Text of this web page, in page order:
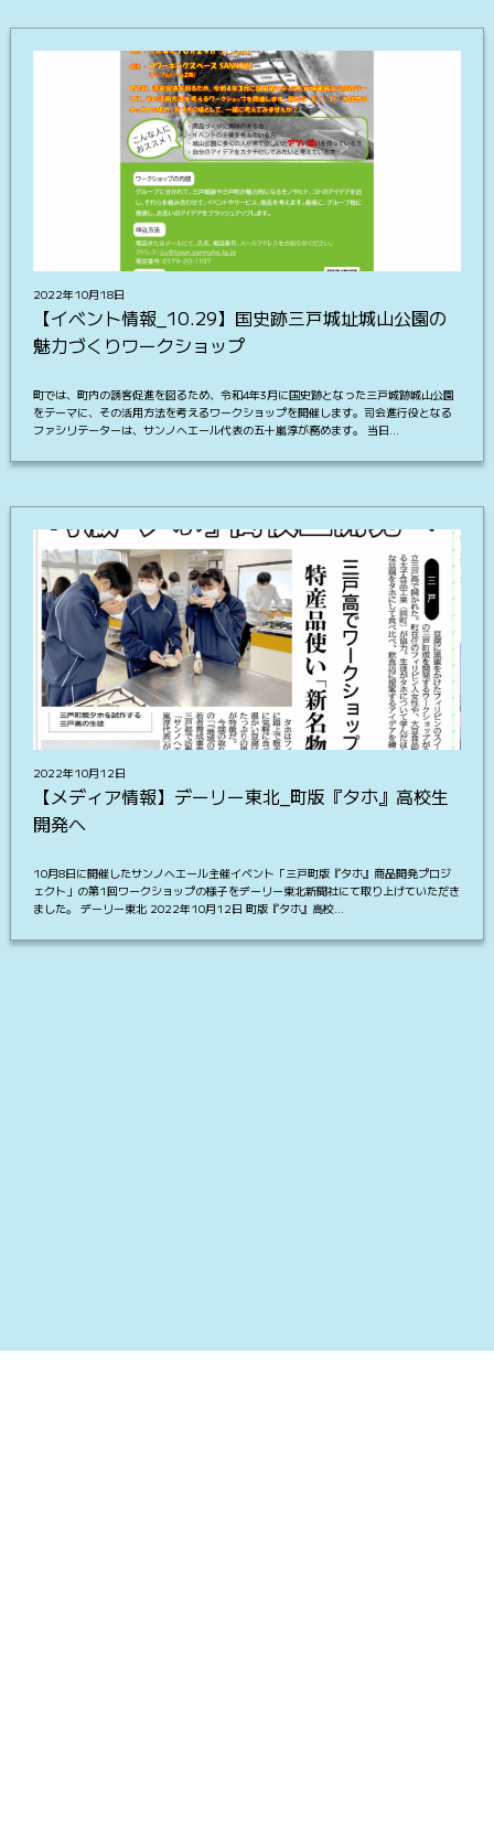
2022年10月18日
【イベント情報_10.29】国史跡三戸城址城山公園の
魅力づくりワークショップ
町では、町内の誘客促進を図るため、令和4年3月に国史跡となった三戸城跡城山公園
をテーマに、その活用方法を考えるワークショップを開催します。司会進行役となる
ファシリテーターは、サンノヘエール代表の五十嵐淳が務めます。 当日…
2022年10月12日
【メディア情報】デーリー東北_町版『タホ』高校生
開発へ
10月8日に開催したサンノヘエール主催イベント「三戸町版『タホ』商品開発プロジ
ェクト」の第1回ワークショップの様子をデーリー東北新聞社にて取り上げていただき
ました。 デーリー東北 2022年10月12日 町版『タホ』高校…